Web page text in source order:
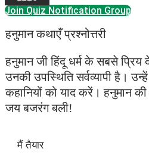
Join Quiz Notification Group
हनुमान कथाएँ प्रश्नोत्तरी
हनुमान जी हिंदू धर्म के सबसे
उनकी उपस्थिति सर्वव्यापी है।
कहानियों को याद करें। हनुमान
जय बजरंग बली!